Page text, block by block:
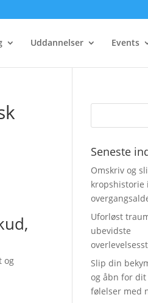
Uddannelser Events
og
Seneste
Omskriv og
kropshistorie i
Uforløst
ubevidste
Slip din
og åbn for
følelser med